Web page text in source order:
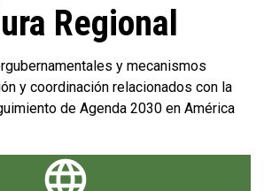
Regional
y mecanismos
y coordinación relacionados con la
de Agenda 2030 en América
language